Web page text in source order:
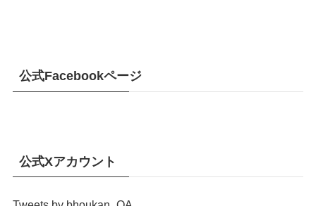
公式Facebookページ
公式Xアカウント